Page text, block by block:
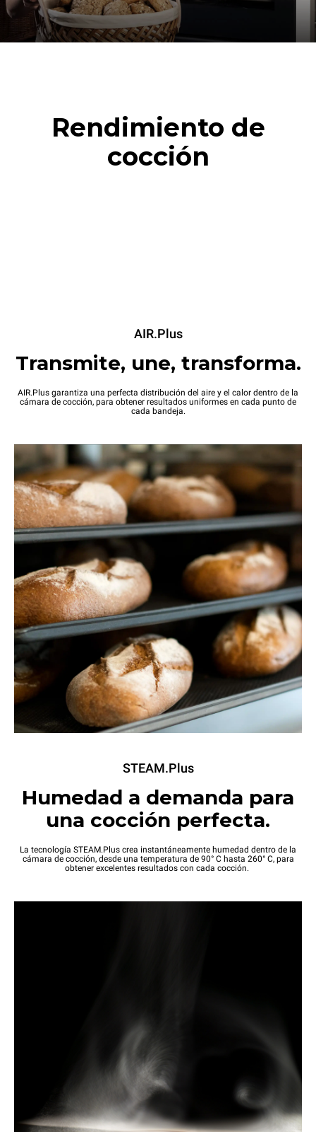
Rendimiento de
cocción
AIR.Plus
Transmite, une, transforma.
AIR.Plus garantiza una perfecta distribución del aire y el calor dentro de la
cámara de cocción, para obtener resultados uniformes en cada punto de
cada bandeja.
STEAM.Plus
Humedad a demanda para
una cocción perfecta.
La tecnología STEAM.Plus crea instantáneamente humedad dentro de la
cámara de cocción, desde una temperatura de 90° C hasta 260° C, para
obtener excelentes resultados con cada cocción.